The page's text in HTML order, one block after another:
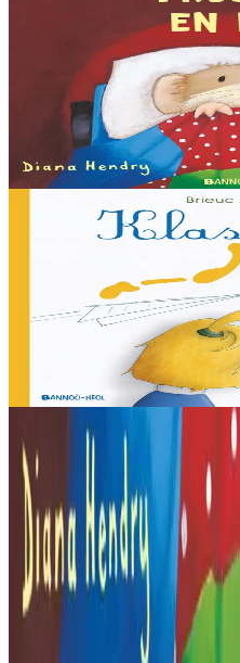
Trouzioù en noz
Ne c'hell ket kousket Babig
iskis a glev en noz-mañ. Petra
stekiñ ouzh ar prenestr ?...
Stok diviet
Bannoù-heol
Klasad a-dreuz
Un istor simpl evit dizoleiñ an
ur c'hlas da skouer... "N'eus den
Stok diviet